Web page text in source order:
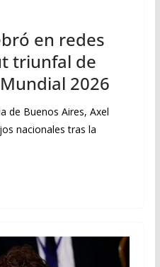
en redes
triunfal de
2026
de Buenos Aires, Axel
nacionales tras la